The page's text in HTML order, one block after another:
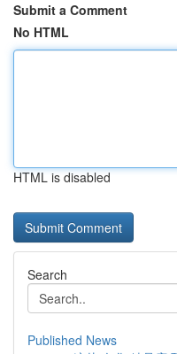
Submit a Comment
No HTML
HTML is disabled
Search
Published News